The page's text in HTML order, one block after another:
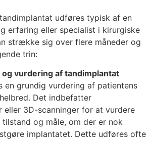
udføres typisk af en
erfaring eller specialist i kirurgiske
strække sig over flere måneder og
trin:
vurdering af tandimplantat
en grundig vurdering af patientens
Det indbefatter
eller 3D-scanninger for at vurdere
og måle, om der er nok
implantatet. Dette udføres ofte